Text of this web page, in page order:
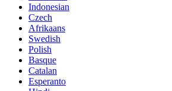
Indonesian
Czech
Afrikaans
Swedish
Polish
Basque
Catalan
Esperanto